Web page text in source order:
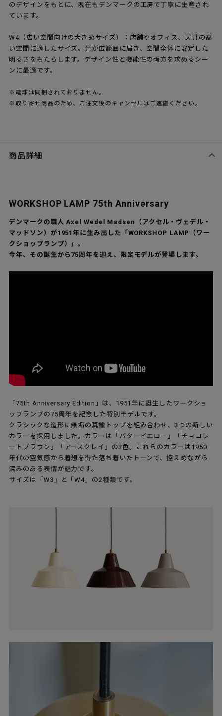
のデザインをもとに、現在もデンマークの工房で丁寧に生産され
ています。
W4（広い空間向けの大きめサイズ）：店舗やオフィス、天井の高
い空間に適したサイズ。光が広範囲に届き、空間全体に安定した
明るさをもたらします。デザイン性と機能性の両方を求めるシー
ンに最適です。
※電球は同梱されておりません。
※取り寄せ商品のため、ご注文後のキャンセルはご遠慮ください。
商品詳細
WORKSHOP LAMP 75th Anniversary
デンマークの職人 Axel Wedel Madsen（アクセル・ヴェデル・
マッドソン）が1951年に生み出した「WORKSHOP LAMP（ワー
クショップランプ）」。
今年、その誕生から75周年を迎え、限定モデルが登場します。
「75th Anniversary Edition」は、1951年に誕生したワークショ
ップランプの75周年を記念した特別モデルです。
クラシックな造形に無垢の真鍮トップを組み合わせ、3つの新しい
カラーを採用しました。カラーは「バターイエロー」「チョコレ
ートブラウン」「アースクレイ」の3色。これらのカラーは1950
年代の空気感から着想を得た落ち着いたトーンで、控えめながら
深みのある表情が魅力です。
サイズは「W3」と「W4」の2種類です。